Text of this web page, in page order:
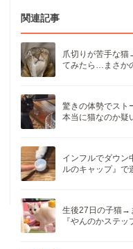
関連記事
爪切りが苦手な
てみたら…まさか
驚きの体勢でス
本当に猫なのか
インフルでダウン
ルのキャップ』
生後27日の子猫→
『やんのかステ